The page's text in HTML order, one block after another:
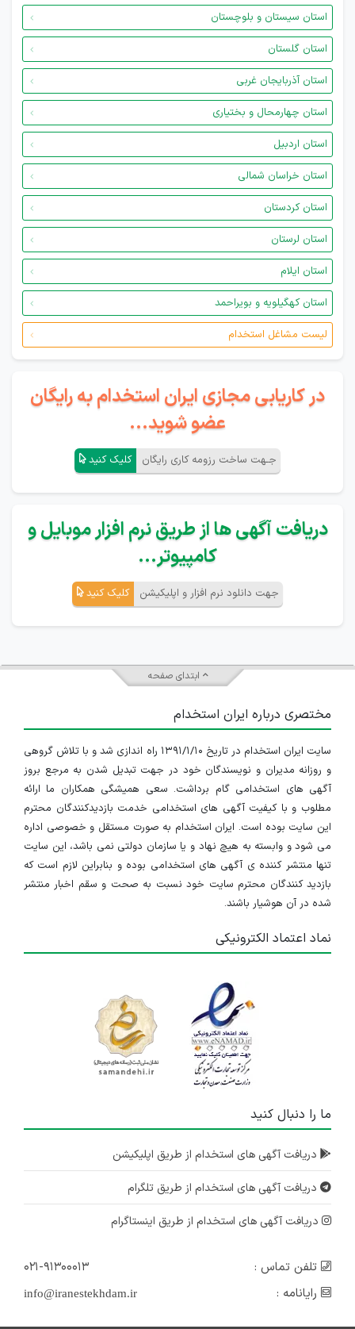
استان سیستان و بلوچستان
استان گلستان
استان آذربایجان غربی
استان چهارمحال و بختیاری
استان اردبیل
استان خراسان شمالی
استان کردستان
استان لرستان
استان ایلام
استان کهگیلویه و بویراحمد
لیست مشاغل استخدام
در کاریابی مجازی ایران استخدام به رایگان
عضو شوید...
جـهت ساخت رزومه کاری رایگان کلیک کنید
دریافت آگهی ها از طریق نرم افزار موبایل و
کامپیوتر...
جهت دانلود نرم افزار و اپلیکیشن کلیک کنید
ابتدای صفحه
مختصری درباره ایران استخدام
سایت ایران استخدام در تاریخ ۱۳۹۱/۱/۱۰ راه اندازی شد و با تلاش گروهی
و روزانه مدیران و نویسندگان خود در جهت تبدیل شدن به مرجع بروز
آگهی های استخدامی گام برداشت. سعی همیشگی همکاران ما ارائه
مطلوب و با کیفیت آگهی های استخدامی خدمت بازدیدکنندگان محترم
این سایت بوده است. ایران استخدام به صورت مستقل و خصوصی اداره
می شود و وابسته به هیچ نهاد و یا سازمان دولتی نمی باشد، این سایت
تنها منتشر کننده ی آگهی های استخدامی بوده و بنابراین لازم است که
بازدید کنندگان محترم سایت خود نسبت به صحت و سقم اخبار منتشر
شده در آن هوشیار باشند.
نماد اعتماد الکترونیکی
ما را دنبال کنید
دریافت آگهی های استخدام از طریق اپلیکیشن
دریافت آگهی های استخدام از طریق تلگرام
دریافت آگهی های استخدام از طریق اینستاگرام
تلفن تماس :
۰۲۱-۹۱۳۰۰۰۱۳
رایانامه :
info@iranestekhdam.ir